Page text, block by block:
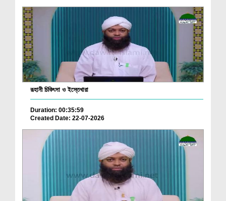
রূহানী চিকিৎসা ও ইস্তেখারা
Duration: 00:35:59
Created Date: 22-07-2026